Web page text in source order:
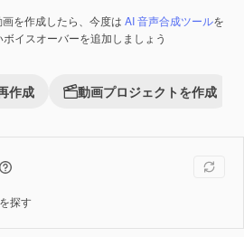
を作成したら、今度は AI 音声合成ツールを
イスオーバーを追加しましょう
作成 動画プロジェクトを作成
探す